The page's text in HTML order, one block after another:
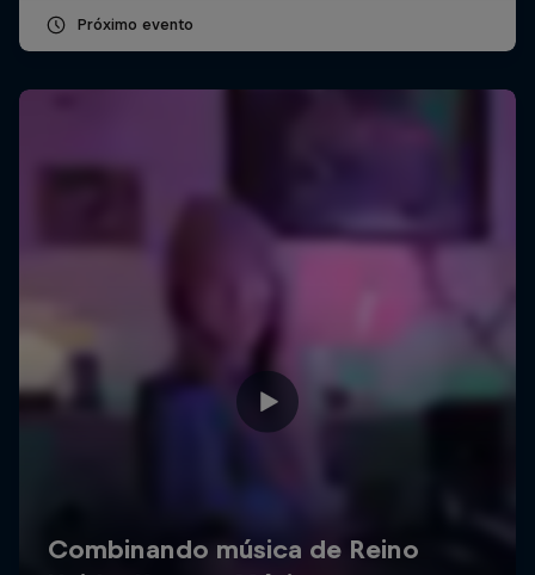
Próximo evento